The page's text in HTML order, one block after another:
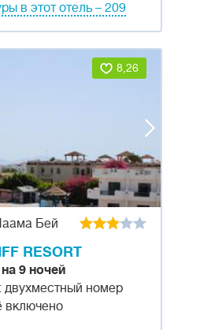
в этот отель – 209
8,26
Бей
RESORT
9 ночей
номер
включено